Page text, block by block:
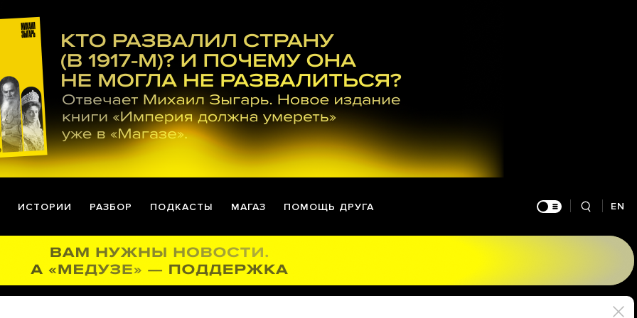
ИСТОРИИ РАЗБОР ПОДКАСТЫ МАГАЗ ПОМОЩЬ ДРУГА EN